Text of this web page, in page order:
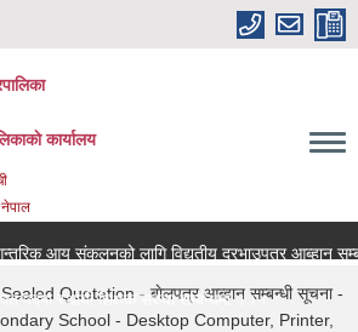
कार्यालय
आय संकलनको लागि विद्युतीय दरभाउपत्र आब्हान
पदमा स्थायी शिक्षक सरुवा सम्बन्धमा ।।।
Quotation - बाेलपत्र आब्हान सम्बन्धी सूचना -
School - Desktop Computer, Printer,